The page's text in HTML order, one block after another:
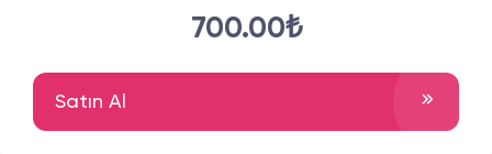
700.00₺
Satın Al